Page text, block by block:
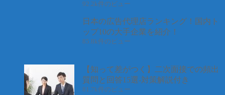
92.2k件のビュー
日本の広告代理店ランキング！国内ト
ップ10の大手企業を紹介！
85.8k件のビュー
【知って差がつく】二次面接での頻出
質問と回答15選-対策解説付き
81.7k件のビュー